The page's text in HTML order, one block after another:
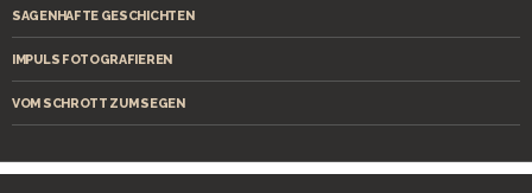
SAGENHAFTE GESCHICHTEN
IMPULS FOTOGRAFIEREN
VOM SCHROTT ZUM SEGEN